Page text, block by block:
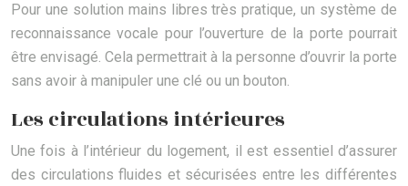
Pour une solution mains libres très pratique, un système de
reconnaissance vocale pour l’ouverture de la porte pourrait
être envisagé. Cela permettrait à la personne d’ouvrir la porte
sans avoir à manipuler une clé ou un bouton.
Les circulations intérieures
Une fois à l’intérieur du logement, il est essentiel d’assurer
des circulations fluides et sécurisées entre les différentes